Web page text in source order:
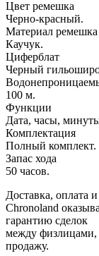
Цвет ремешка
Черно-красный.
Материал ремешка
Каучук.
Циферблат
Черный
100 м.
Функции
Дата, часы,
Комплектация
Полный комплект.
Запас хода
50 часов.
Доставка, оплата
Chronoland
гарантию сделок
между физлицами,
продажу.